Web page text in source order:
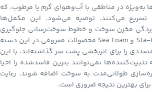
به‌ویژه در مناطقی با آب‌وهوای گرم یا مرطوب، که
تسریع می‌کنند، توصیه می‌شود. این مکمل‌ها
مخزن سوخت و خطوط سوخت‌رسانی جلوگیری
کنند. برندهایی مانند Sta-Bil و Sea Foam محصولات معروفی در این دسته
را برای اثربخشی پشت سر گذاشته‌اند. با این
نمی‌توانند بنزین فاسدشده را احیا
طولانی‌مدت به سوخت اضافه شوند. رعایت
بهترین نتیجه ضروری است.